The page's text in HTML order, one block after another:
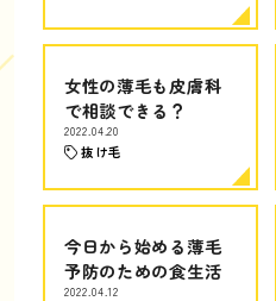
女性の薄毛も皮膚科
で相談できる？
2022.04.20
抜け毛
今日から始める薄毛
予防のための食生活
2022.04.12